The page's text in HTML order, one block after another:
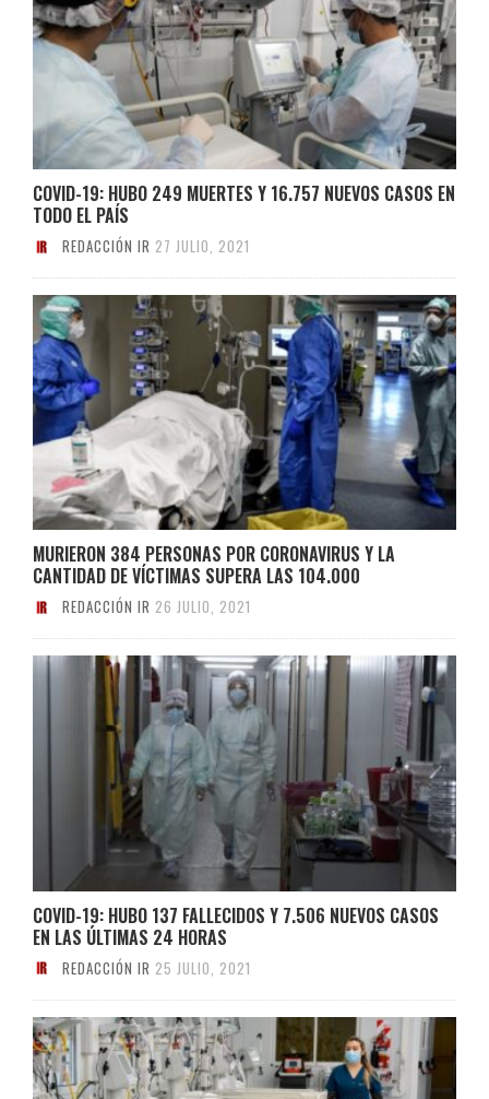
COVID-19: HUBO 249 MUERTES Y 16.757 NUEVOS CASOS EN
TODO EL PAÍS
REDACCIÓN IR 27 JULIO, 2021
MURIERON 384 PERSONAS POR CORONAVIRUS Y LA
CANTIDAD DE VÍCTIMAS SUPERA LAS 104.000
REDACCIÓN IR 26 JULIO, 2021
COVID-19: HUBO 137 FALLECIDOS Y 7.506 NUEVOS CASOS
EN LAS ÚLTIMAS 24 HORAS
REDACCIÓN IR 25 JULIO, 2021